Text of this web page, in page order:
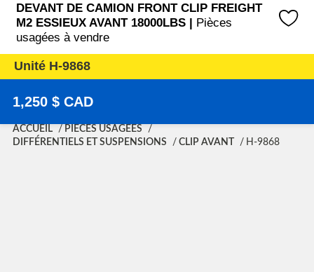
DEVANT DE CAMION FRONT CLIP FREIGHT
M2 ESSIEUX AVANT 18000LBS | Pièces
usagées à vendre
Unité H-9868
1,250 $ CAD
ACCUEIL
PIÈCES USAGÉES
DIFFÉRENTIELS ET SUSPENSIONS
CLIP AVANT H-9868